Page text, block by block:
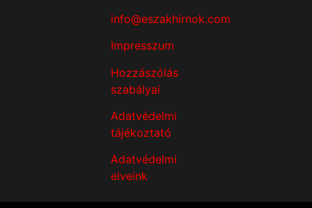
info@eszakhirnok.com
Impresszum
Hozzászólás
szabályai
Adatvédelmi
tájékoztató
Adatvédelmi
elveink